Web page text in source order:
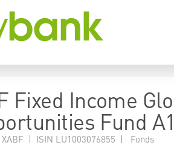
Fixed Income
Fund
| ISIN LU1003076855 | Fonds